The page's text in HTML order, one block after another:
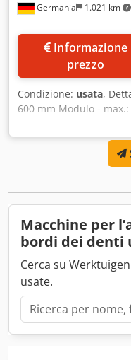
Germania 1.021 km
prezzo
Condizione: usata,
600 mm Modulo -
della macchina ca.: 0,9
Macchine per
bordi dei denti
Cerca su
usate.